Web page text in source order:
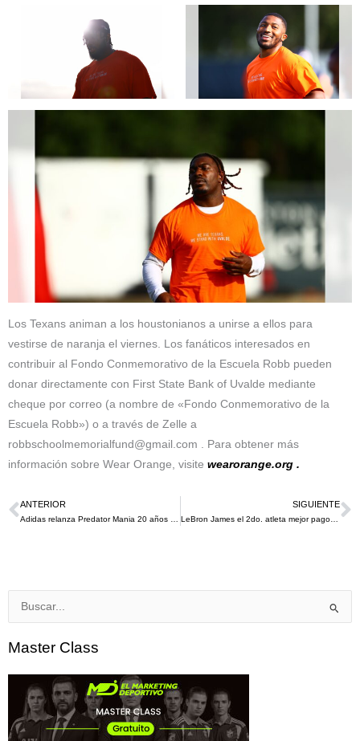
Los Texans animan a los houstonianos a unirse a ellos para
vestirse de naranja el viernes. Los fanáticos interesados ​​en
contribuir al Fondo Conmemorativo de la Escuela Robb pueden
donar directamente con First State Bank of Uvalde mediante
cheque por correo (a nombre de «Fondo Conmemorativo de la
Escuela Robb») o a través de Zelle a
robbschoolmemorialfund@gmail.com . Para obtener más
información sobre Wear Orange, visite wearorange.org .
Ant
ANTERIOR SIGUIENTE
LeBron James el 2do. atleta mejor pago del mundo es ahora multimillonario según un análisis de Forbes
Buscar
Master Class